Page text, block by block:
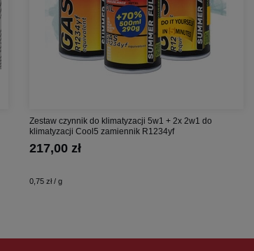
Zestaw czynnik do klimatyzacji 5w1 + 2x 2w1 do
klimatyzacji Cool5 zamiennik R1234yf
217,00 zł
0,75 zł / g